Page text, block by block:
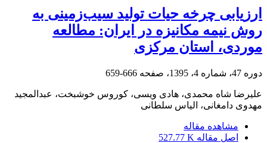
ارزیابی چرخه حیات تولید سیب‌زمینی ‌به
روش نیمه مکانیزه در ایران: مطالعه
موردی، استان مرکزی
دوره 47، شماره 4، 1395، صفحه 666-659
علیرضا شاه محمدی، هادی ویسی، کوروس خوشبخت، عبدالمجید
مهدوی دامغانی، الیاس سلطانی
مشاهده مقاله
اصل مقاله 527.77 K